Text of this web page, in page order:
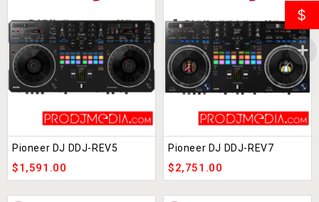
Pioneer DJ DDJ-REV5
$1,591.00
Pioneer DJ DDJ-REV7
$2,751.00
$